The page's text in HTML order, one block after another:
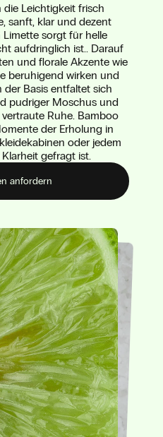
Leichtigkeit frisch
sanft, klar und dezent
Limette sorgt für helle
aufdringlich ist.. Darauf
und florale Akzente wie
beruhigend wirken und
Basis entfaltet sich
pudriger Moschus und
Ruhe. Bamboo
der Erholung in
oder jedem
gefragt ist.
anfordern